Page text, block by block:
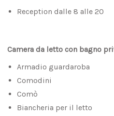
Reception dalle 8 alle 20
Camera da letto con bagno
Armadio guardaroba
Comodini
Comò
Biancheria per il letto